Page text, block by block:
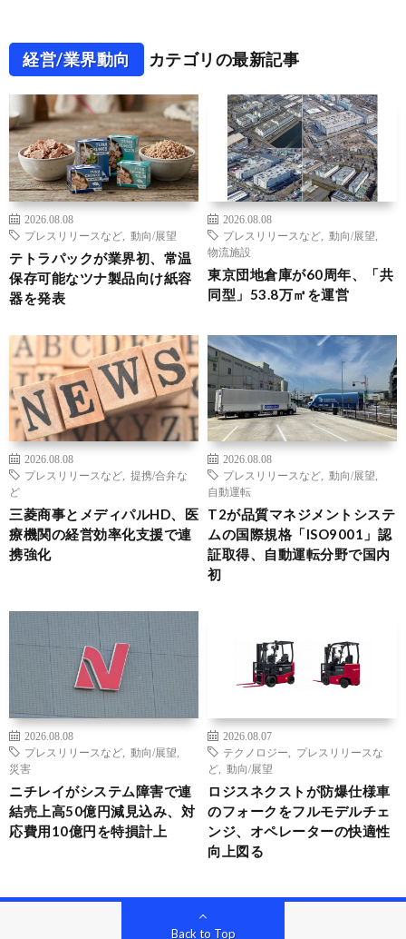
経営/業界動向 カテゴリの最新記事
2026.08.08
プレスリリースなど
動向/展望
テトラパックが業界初、常温
保存可能なツナ製品向け紙容
器を発表
2026.08.08
プレスリリースなど
動向/展望
物流施設
東京団地倉庫が60周年、「共
同型」53.8万㎡を運営
2026.08.08
プレスリリースなど
提携/合弁な
ど
三菱商事とメディパルHD、医
療機関の経営効率化支援で連
携強化
2026.08.08
プレスリリースなど
動向/展望
自動運転
T2が品質マネジメントシステ
ムの国際規格「ISO9001」認
証取得、自動運転分野で国内
初
2026.08.08
プレスリリースなど
動向/展望
災害
ニチレイがシステム障害で連
結売上高50億円減見込み、対
応費用10億円を特損計上
2026.08.07
テクノロジー
プレスリリースな
ど
動向/展望
ロジスネクストが防爆仕様車
のフォークをフルモデルチェ
ンジ、オペレーターの快適性
向上図る
Back to Top